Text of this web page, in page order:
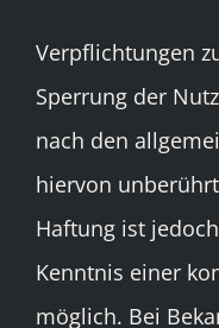
Verpflichtungen
Sperrung der
nach den
hiervon
Haftung ist
Kenntnis einer
möglich. Bei